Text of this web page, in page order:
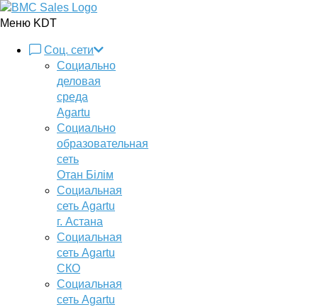
Меню KDT
Соц. сети
Социально
деловая
среда
Agartu
Социально
образовательная
сеть
Отан Бiлiм
Социальная
сеть Agartu
г. Астана
Социальная
сеть Agartu
СКО
Социальная
сеть Agartu